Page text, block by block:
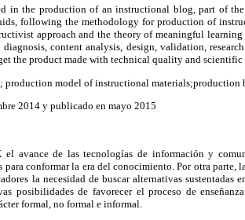
in the production of an instructional blog, part of
following the methodology for production of
approach and the theory of meaningful
diagnosis, content analysis, design, validation,
the product made with technical quality and scientific
production model of instructional materials;production
2014 y publicado en mayo 2015
avance de las tecnologías de información y
para conformar la era del conocimiento. Por otra parte,
la necesidad de buscar alternativas
posibilidades de favorecer el proceso de
formal, no formal e informal.